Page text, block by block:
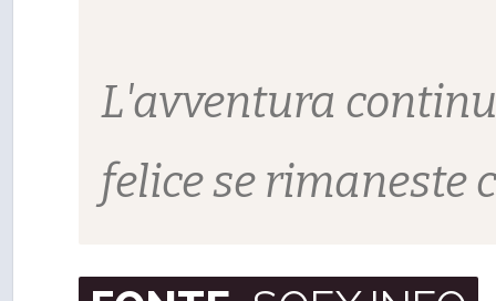
L'avventura
felice se rimaneste